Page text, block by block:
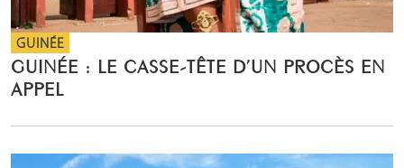
GUINÉE
GUINÉE : LE CASSE-TÊTE D’UN PROCÈS EN
APPEL